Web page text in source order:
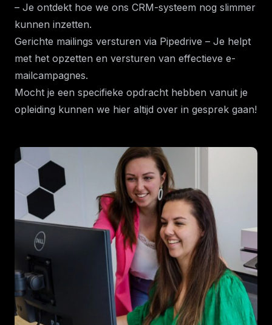
– Je ontdekt hoe we ons CRM-systeem nog slimmer
kunnen inzetten.
Gerichte mailings versturen via Pipedrive – Je helpt
met het opzetten en versturen van effectieve e-
mailcampagnes.
Mocht je een specifieke opdracht hebben vanuit je
opleiding kunnen we hier altijd over in gesprek gaan!